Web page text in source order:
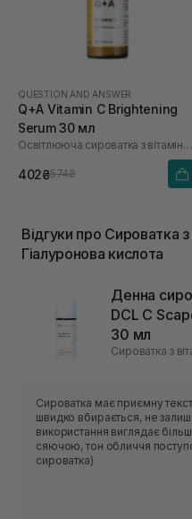
QUESTION AND ANSWER
Q+A Vitamin C Brightening
Serum 30 мл
Освітлююча сироватка з вітаміном C
402₴574₴
Відгуки про Сироватка
Гіалуронова кислота
Денна
DCL C
30 мл
Сироватка з
Сироватка має приємну
швидко вбирається, не
використання виглядає
сяючою, тон обличчя
сироватка)